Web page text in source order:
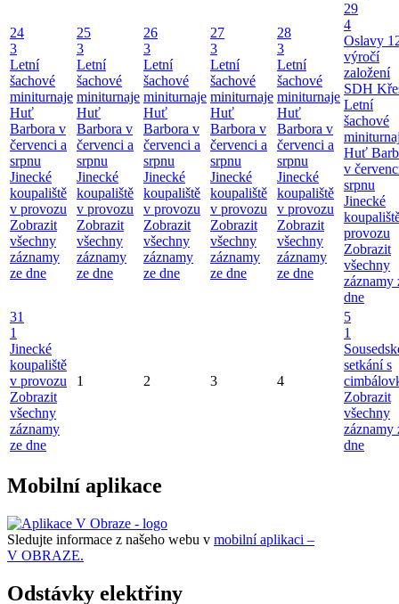
24
3
Letní
šachové
miniturnaje
Huť
Barbora v
červenci a
srpnu
Jinecké
koupaliště
v provozu
Zobrazit
všechny
záznamy
ze dne
25
3
Letní
šachové
miniturnaje
Huť
Barbora v
červenci a
srpnu
Jinecké
koupaliště
v provozu
Zobrazit
všechny
záznamy
ze dne
26
3
Letní
šachové
miniturnaje
Huť
Barbora v
červenci a
srpnu
Jinecké
koupaliště
v provozu
Zobrazit
všechny
záznamy
ze dne
27
3
Letní
šachové
miniturnaje
Huť
Barbora v
červenci a
srpnu
Jinecké
koupaliště
v provozu
Zobrazit
všechny
záznamy
ze dne
28
3
Letní
šachové
miniturnaje
Huť
Barbora v
červenci a
srpnu
Jinecké
koupaliště
v provozu
Zobrazit
všechny
záznamy
ze dne
29
4
Oslavy
výročí
založení
SDH
Letní
šachové
Huť
v
srpnu
Jinecké
provozu
Zobrazit
všechny
záznamy
dne
31
1
Jinecké
koupaliště
v provozu
Zobrazit
všechny
záznamy
ze dne
1 2 3 4
5
1
setkání s
Zobrazit
všechny
záznamy
dne
Mobilní aplikace
Sledujte informace z našeho webu v mobilní aplikaci –
V OBRAZE.
Odstávky elektřiny